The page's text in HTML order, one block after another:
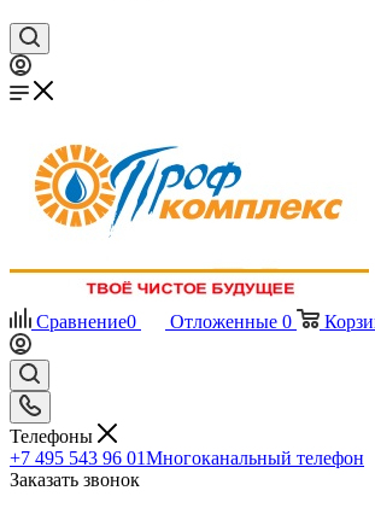
Сравнение0 Отложенные 0
Телефоны
+7 495 543 96 01Многоканальный телефон
Заказать звонок